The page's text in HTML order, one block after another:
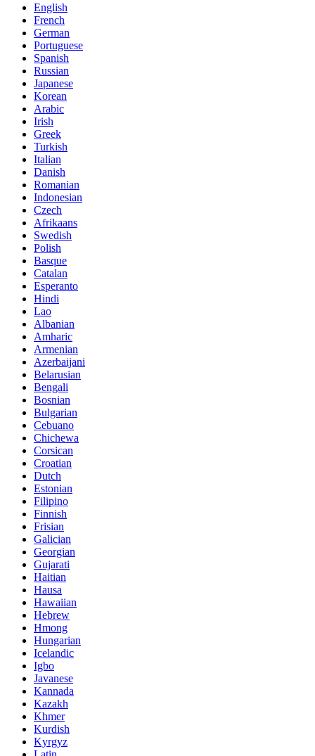
English
French
German
Portuguese
Spanish
Russian
Japanese
Korean
Arabic
Irish
Greek
Turkish
Italian
Danish
Romanian
Indonesian
Czech
Afrikaans
Swedish
Polish
Basque
Catalan
Esperanto
Hindi
Lao
Albanian
Amharic
Armenian
Azerbaijani
Belarusian
Bengali
Bosnian
Bulgarian
Cebuano
Chichewa
Corsican
Croatian
Dutch
Estonian
Filipino
Finnish
Frisian
Galician
Georgian
Gujarati
Haitian
Hausa
Hawaiian
Hebrew
Hmong
Hungarian
Icelandic
Igbo
Javanese
Kannada
Kazakh
Khmer
Kurdish
Kyrgyz